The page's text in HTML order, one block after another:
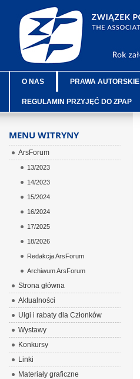
O NAS PRAWA AUTORSKIE
REGULAMIN PRZYJĘĆ DO ZPAP
MENU WITRYNY
ArsForum
13/2023
14/2023
15/2024
16/2024
17/2025
18/2026
Redakcja ArsForum
Archiwum ArsForum
Strona główna
Aktualności
Ulgi i rabaty dla Członków
Wystawy
Konkursy
Linki
Materiały graficzne